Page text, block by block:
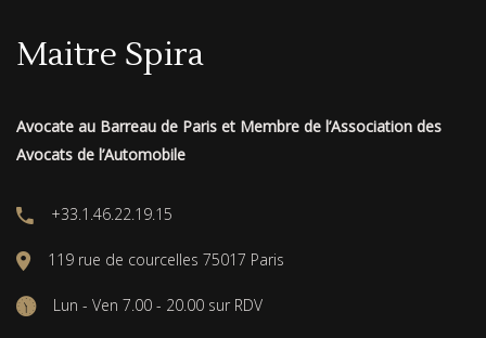
Maitre Spira
Avocate au Barreau de Paris et Membre de l’Association des
Avocats de l’Automobile
+33.1.46.22.19.15
119 rue de courcelles 75017 Paris
Lun - Ven 7.00 - 20.00 sur RDV